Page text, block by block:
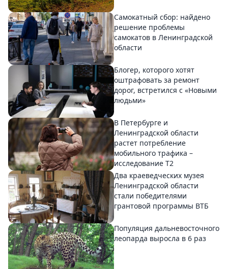
Самокатный сбор: найдено
решение проблемы
самокатов в Ленинградской
области
Блогер, которого хотят
оштрафовать за ремонт
дорог, встретился с «Новыми
людьми»
В Петербурге и
Ленинградской области
растет потребление
мобильного трафика –
исследование T2
Два краеведческих музея
Ленинградской области
стали победителями
грантовой программы ВТБ
Популяция дальневосточного
леопарда выросла в 6 раз